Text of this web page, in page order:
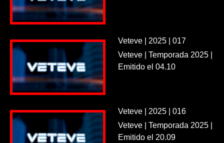
Veteve | 2025 | 017
Veteve | Temporada 2025 |
Emitido el 04.10
Veteve | 2025 | 016
Veteve | Temporada 2025 |
Emitido el 20.09